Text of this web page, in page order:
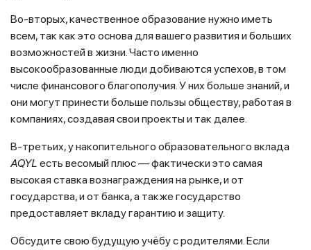
Во-вторых, качественное образование нужно иметь
всем, так как это основа для вашего развития и больших
возможностей в жизни. Часто именно
высокообразованные люди добиваются успехов, в том
числе финансового благополучия. У них больше знаний, и
они могут принести больше пользы обществу, работая в
компаниях, создавая свои проекты и так далее.
В-третьих, у накопительного образовательного вклада
AQYL есть весомый плюс — фактически это самая
высокая ставка вознаграждения на рынке, и от
государства, и от банка, а также государство
предоставляет вкладу гарантию и защиту.
Обсудите свою будущую учёбу с родителями. Если